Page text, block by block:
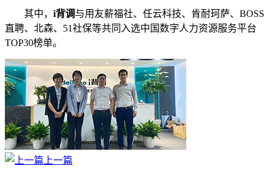
其中， i背调与用友薪福社、任云科技、肯耐珂萨、BOSS
直聘、北森、51社保等共同入选中国数字人力资源服务平台
TOP30榜单。
上一篇